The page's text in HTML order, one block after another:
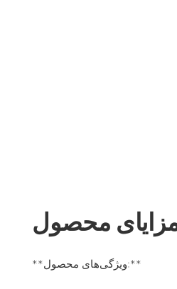
محصول
**ویژگی‌های محصول:**